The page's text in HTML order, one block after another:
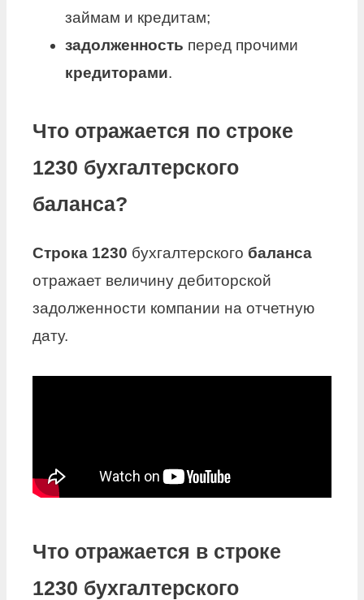
займам и кредитам;
задолженность перед прочими
кредиторами.
Что отражается по строке
1230 бухгалтерского
баланса?
Строка 1230 бухгалтерского баланса
отражает величину дебиторской
задолженности компании на отчетную
дату.
Что отражается в строке
1230 бухгалтерского